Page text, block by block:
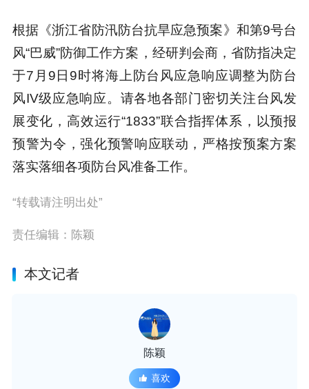
根据《浙江省防汛防台抗旱应急预案》和第9号台
风“巴威”防御工作方案，经研判会商，省防指决定
于7月9日9时将海上防台风应急响应调整为防台
风IV级应急响应。请各地各部门密切关注台风发
展变化，高效运行“1833”联合指挥体系，以预报
预警为令，强化预警响应联动，严格按预案方案
落实落细各项防台风准备工作。
“转载请注明出处”
责任编辑：陈颖
本文记者
陈颖
喜欢